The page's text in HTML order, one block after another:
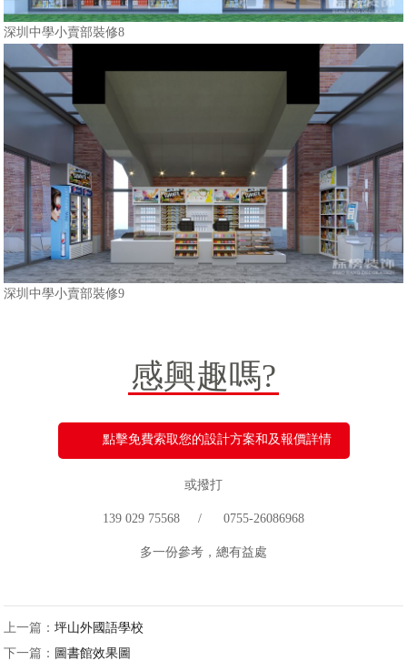
深圳中學小賣部裝修8
深圳中學小賣部裝修9
感興趣嗎?
點擊免費索取您的設計方案和及報價詳情
或撥打
139 029 75568 / 0755-26086968
多一份參考，總有益處
上一篇：坪山外國語學校
下一篇： 圖書館效果圖